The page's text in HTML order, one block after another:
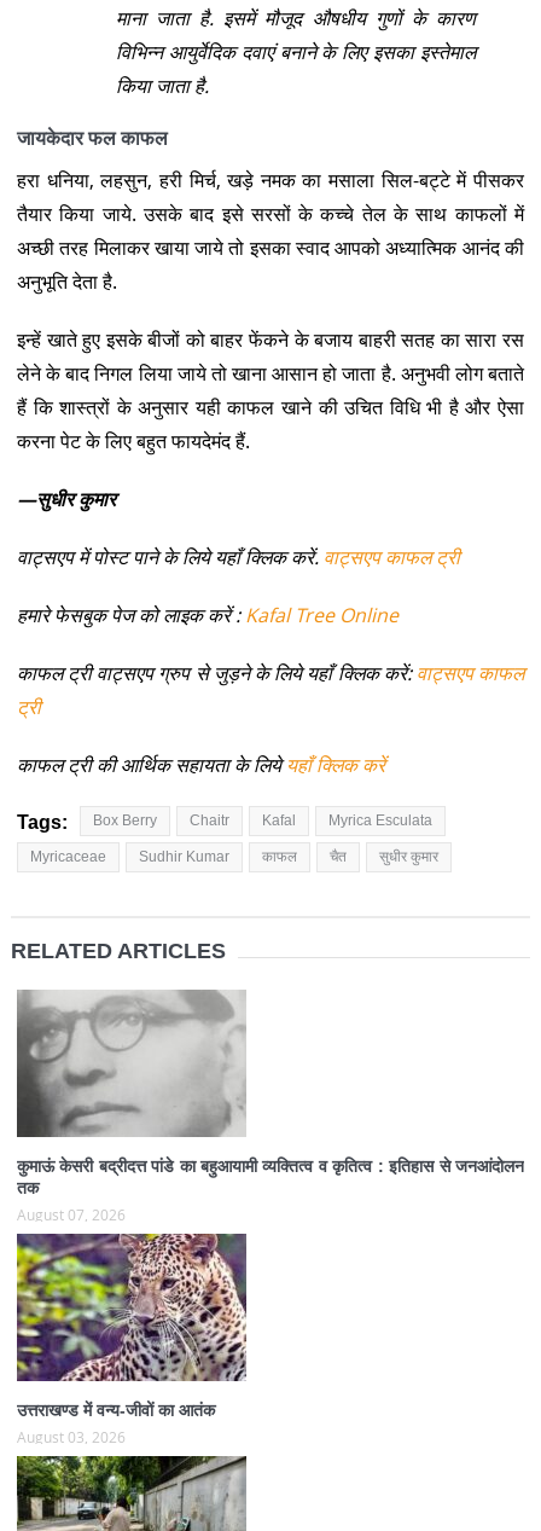
माना जाता है. इसमें मौजूद औषधीय गुणों के कारण
विभिन्न आयुर्वेदिक दवाएं बनाने के लिए इसका इस्तेमाल
किया जाता है.
जायकेदार फल काफल
हरा धनिया, लहसुन, हरी मिर्च, खड़े नमक का मसाला सिल-बट्टे में पीसकर
तैयार किया जाये. उसके बाद इसे सरसों के कच्चे तेल के साथ काफलों में
अच्छी तरह मिलाकर खाया जाये तो इसका स्वाद आपको अध्यात्मिक आनंद की
अनुभूति देता है.
इन्हें खाते हुए इसके बीजों को बाहर फेंकने के बजाय बाहरी सतह का सारा रस
लेने के बाद निगल लिया जाये तो खाना आसान हो जाता है. अनुभवी लोग बताते
हैं कि शास्त्रों के अनुसार यही काफल खाने की उचित विधि भी है और ऐसा
करना पेट के लिए बहुत फायदेमंद हैं.
—सुधीर कुमार
वाट्सएप में पोस्ट पाने के लिये यहाँ क्लिक करें. वाट्सएप काफल ट्री
हमारे फेसबुक पेज को लाइक करें :Kafal Tree Online
काफल ट्री वाट्सएप ग्रुप से जुड़ने के लिये यहाँ क्लिक करें:वाट्सएप काफल
ट्री
काफल ट्री की आर्थिक सहायता के लियेयहाँ क्लिक करें
Tags: Box Berry Chaitr Kafal Myrica Esculata
Myricaceae Sudhir Kumar काफल चैत सुधीर कुमार
RELATED ARTICLES
कुमाऊं केसरी बद्रीदत्त पांडे का बहुआयामी व्यक्तित्व व कृतित्व : इतिहास से जनआंदोलन
तक
August 07, 2026
उत्तराखण्ड में वन्य-जीवों का आतंक
August 03, 2026